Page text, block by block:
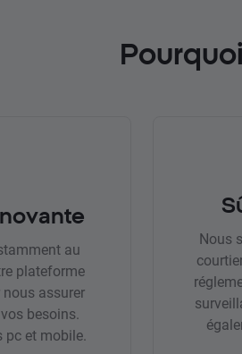
au
plateforme
assurer
besoins.
pc et mobile.
Nous